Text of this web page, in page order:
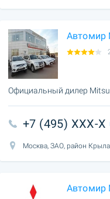
Автомир
Официальный дилер
+7 (495) XXX-X
Москва, ЗАО, район
Автомир